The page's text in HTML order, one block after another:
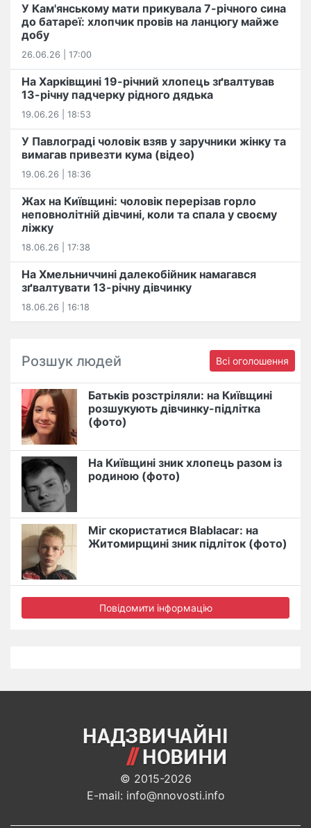
У Кам'янському мати прикувала 7-річного сина
до батареї: хлопчик провів на ланцюгу майже
добу
26.06.26 | 17:00
На Харківщині 19-річний хлопець​ ️зґвалтував
13-річну падчерку рідного дядька
19.06.26 | 18:53
У Павлограді чоловік взяв у заручники жінку та
вимагав привезти кума (відео)
19.06.26 | 18:36
Жах на Київщині: чоловік перерізав горло
неповнолітній дівчині, коли та спала у своєму
ліжку
18.06.26 | 17:38
На Хмельниччині далекобійник намагався
зґвалтувати 13-річну дівчинку
18.06.26 | 16:18
Розшук людей Всі оголошення
Батьків розстріляли: на Київщині
розшукують дівчинку-підлітка
(фото)
На Київщині зник хлопець разом із
родиною (фото)
Міг скористатися Blablacar: на
Житомирщині зник підліток (фото)
Повідомити інформацію
© 2015-2026
E-mail: info@nnovosti.info